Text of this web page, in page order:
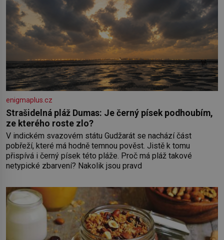
enigmaplus.cz
Strašidelná pláž Dumas: Je černý písek podhoubím,
ze kterého roste zlo?
V indickém svazovém státu Gudžarát se nachází část
pobřeží, které má hodně temnou pověst. Jistě k tomu
přispívá i černý písek této pláže. Proč má pláž takové
netypické zbarvení? Nakolik jsou pravd